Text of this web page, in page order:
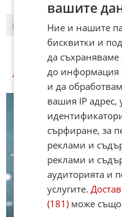
ПОСЛЕДНИ ПЪРВИ
ЛЮБОПИТНО
вашите
Ние и нашите
бисквитки и
да
до информация
и да
вашия IP адрес,
сърфиране, за
реклами и
реклами и
аудиторията и
услугите.
(181) може също